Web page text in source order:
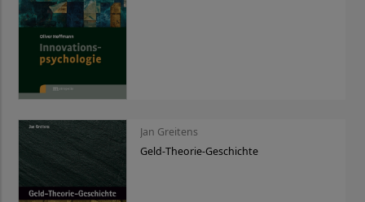
Jan Greitens
Geld-Theorie-Geschichte